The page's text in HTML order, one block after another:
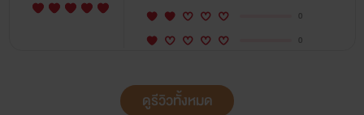
0
0
ดูรีวิวทั้งหมด